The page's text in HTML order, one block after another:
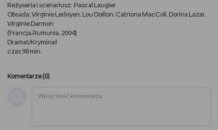
GRAM
RYSUJĘ
Reżyseria i scenariusz: Pascal Laugier
Obsada: Virginie Ledoyen, Lou Doillon, Catriona MacColl, Dorina Lazar,
Virginie Darmon
(Francja,Rumunia, 2004)
Dramat/Kryminał
czas 98 min.
Komentarze (0)